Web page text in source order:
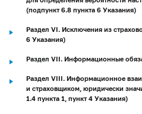
(подпункт 6.8 пункта 6 Указания)
Раздел VI. Исключения из
6 Указания)
Раздел VII. Информационные
Раздел VIII. Информационное
и страховщиком, юридически
1.4 пункта 1, пункт 4 Указания)